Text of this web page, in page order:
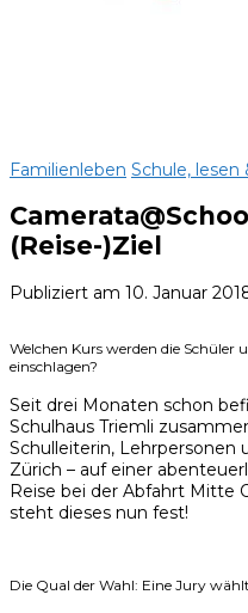
Familienleben Schule, lesen
(Reise-)Ziel
Publiziert am 10. Januar
Welchen Kurs werden die Schüler
einschlagen?
Seit drei Monaten schon
Schulhaus Triemli
Schulleiterin, Lehrpersonen
Zürich – auf einer
Reise bei der Abfahrt Mitte
steht dieses nun fest!
Die Qual der Wahl: Eine Jury